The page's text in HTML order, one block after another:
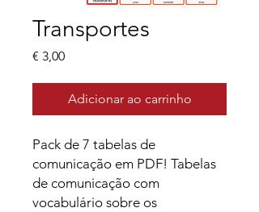
Transportes
€ 3,00Preço
Adicionar ao carrinho
Pack de 7 tabelas de
comunicação em PDF! Tabelas
de comunicação com
vocabulário sobre os